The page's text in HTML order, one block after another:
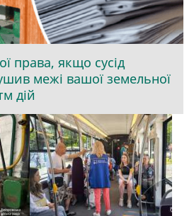
права, якщо сусід
межі вашої земельної
дій